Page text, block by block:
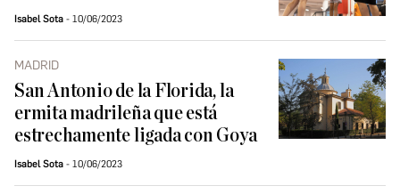
Isabel Sota 10/06/2023
MADRID
San Antonio de la Florida, la
ermita madrileña que está
estrechamente ligada con Goya
Isabel Sota 10/06/2023